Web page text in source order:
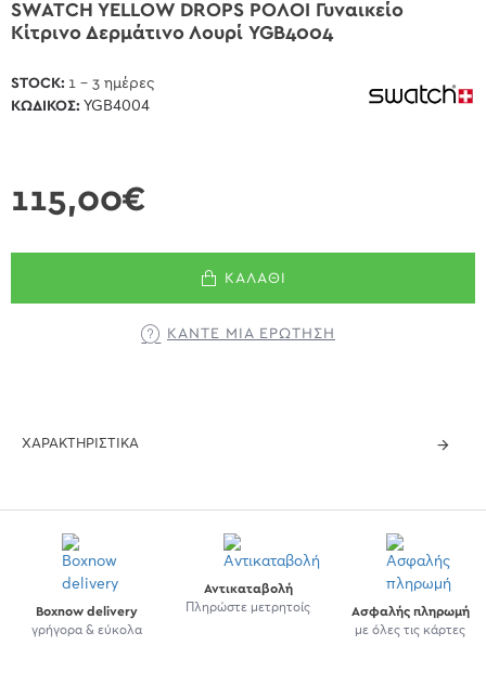
SWATCH YELLOW DROPS ΡΟΛΟΙ Γυναικείο
Κίτρινο Δερμάτινο Λουρί YGB4004
115,00€
STOCK: 1 - 3 ημέρες
ΚΩΔΙΚΌΣ: YGB4004
ΚΑΛΆΘΙ
ΚΆΝΤΕ ΜΊΑ ΕΡΏΤΗΣΗ
ΧΑΡΑΚΤΗΡΙΣΤΙΚΆ
Boxnow delivery
γρήγορα & εύκολα
Αντικαταβολή
Πληρώστε μετρητοίς
Ασφαλής πληρωμή
με όλες τις κάρτες